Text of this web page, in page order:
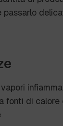
passarlo
fonti di calore